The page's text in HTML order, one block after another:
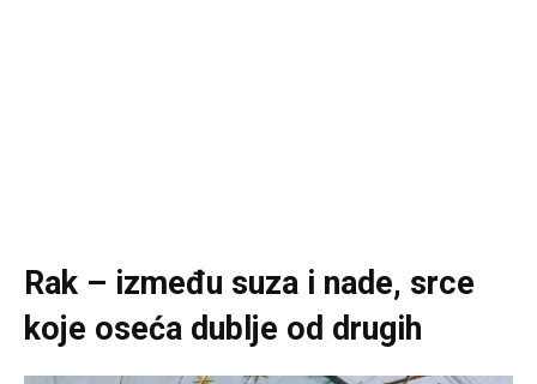
Rak – između suza i nade, srce
koje oseća dublje od drugih